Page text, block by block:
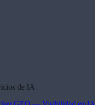
de IA